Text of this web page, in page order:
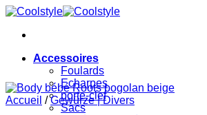
Passer
contenu
Accessoires
Foulards
Echarpes
porte-clef
Sacs
Accueil / Gewürze | Divers